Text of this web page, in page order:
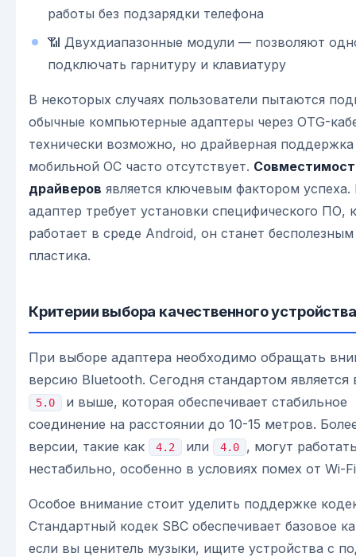
работы без подзарядки телефона
📶 Двухдиапазонные модули — позволяют
подключать гарнитуру и клавиатуру
В некоторых случаях пользователи пытаются
обычные компьютерные адаптеры через OTG-
технически возможно, но драйверная
мобильной ОС часто отсутствует.
драйверов является ключевым фактором успеха.
адаптер требует установки специфического ПО,
работает в среде Android, он станет
пластика.
Критерии выбора качественного устройства
При выборе адаптера необходимо обращать
версию Bluetooth. Сегодня стандартом является
5.0
и выше, которая обеспечивает стабильное
соединение на расстоянии до 10-15 метров.
версии, такие как
4.2 или 4.0
, могут
нестабильно, особенно в условиях помех от Wi-
Особое внимание стоит уделить поддержке
Стандартный кодек SBC обеспечивает базовое
если вы ценитель музыки, ищите устройства с